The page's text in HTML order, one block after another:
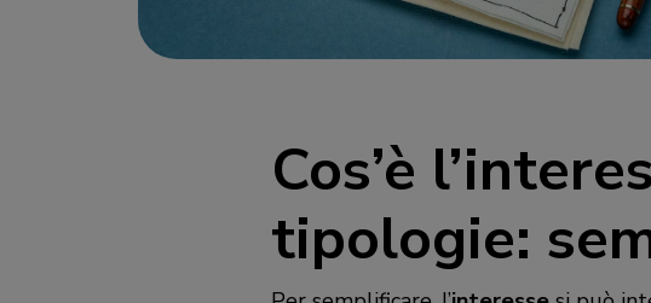
Cos’è
tipologie: